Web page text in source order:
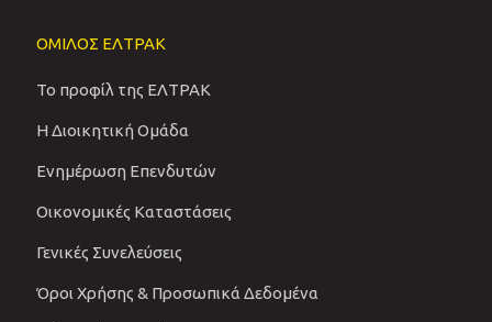
ΟΜΙΛΟΣ ΕΛΤΡΑΚ
Το προφίλ της ΕΛΤΡΑΚ
Η Διοικητική Ομάδα
Ενημέρωση Επενδυτών
Οικονομικές Καταστάσεις
Γενικές Συνελεύσεις
Όροι Χρήσης & Προσωπικά Δεδομένα